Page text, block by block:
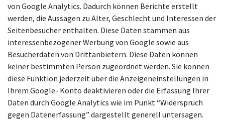
von Google Analytics. Dadurch können Berichte erstellt
werden, die Aussagen zu Alter, Geschlecht und Interessen der
Seitenbesucher enthalten. Diese Daten stammen aus
interessenbezogener Werbung von Google sowie aus
Besucherdaten von Drittanbietern. Diese Daten können
keiner bestimmten Person zugeordnet werden. Sie können
diese Funktion jederzeit über die Anzeigeneinstellungen in
Ihrem Google- Konto deaktivieren oder die Erfassung Ihrer
Daten durch Google Analytics wie im Punkt “Widerspruch
gegen Datenerfassung” dargestellt generell untersagen.